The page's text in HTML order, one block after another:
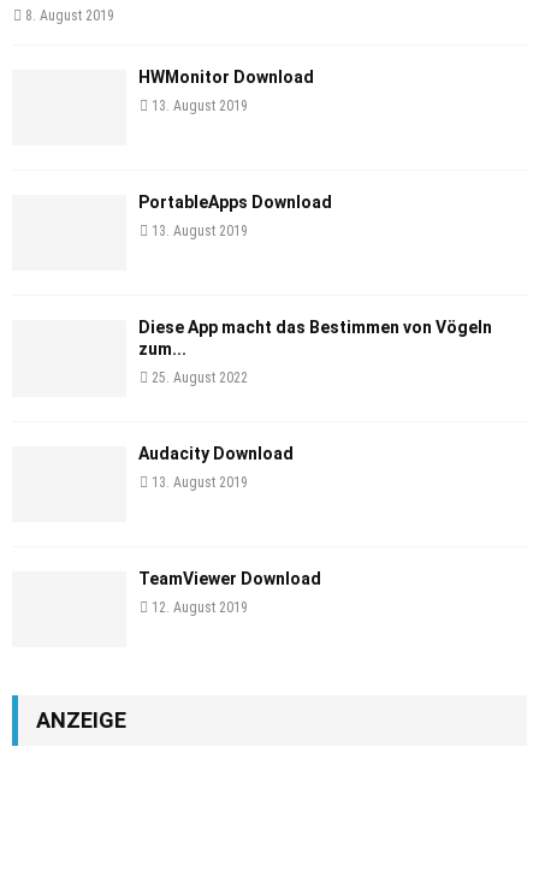
8. August 2019
HWMonitor Download
13. August 2019
PortableApps Download
13. August 2019
Diese App macht das Bestimmen von Vögeln
zum...
25. August 2022
Audacity Download
13. August 2019
TeamViewer Download
12. August 2019
ANZEIGE